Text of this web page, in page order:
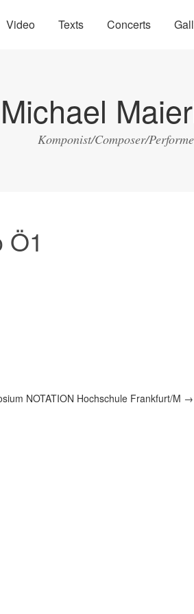
Video Texts Concerts
Michael
Komponist/Composer/
NOTATION Hochschule Frankfurt/M →